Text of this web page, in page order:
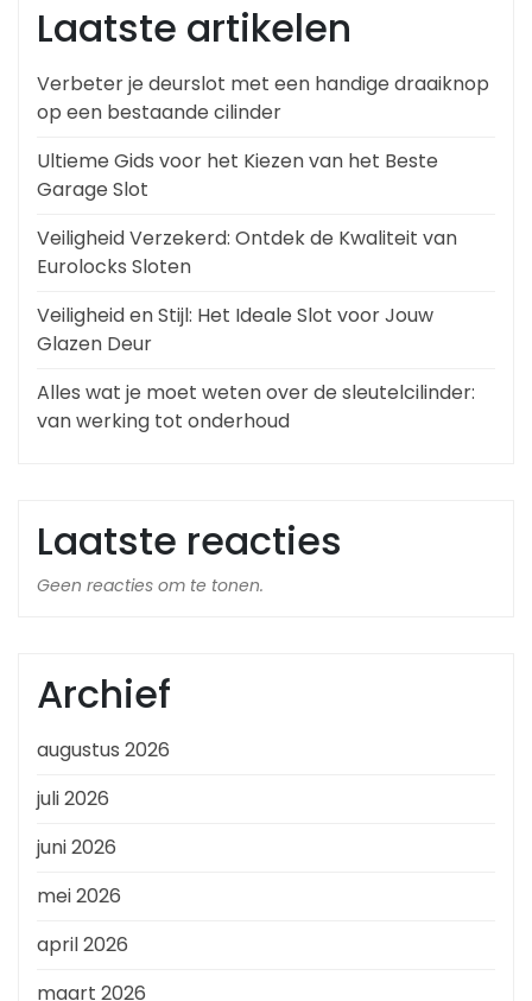
Laatste artikelen
Verbeter je deurslot met een handige draaiknop
op een bestaande cilinder
Ultieme Gids voor het Kiezen van het Beste
Garage Slot
Veiligheid Verzekerd: Ontdek de Kwaliteit van
Eurolocks Sloten
Veiligheid en Stijl: Het Ideale Slot voor Jouw
Glazen Deur
Alles wat je moet weten over de sleutelcilinder:
van werking tot onderhoud
Laatste reacties
Geen reacties om te tonen.
Archief
augustus 2026
juli 2026
juni 2026
mei 2026
april 2026
maart 2026